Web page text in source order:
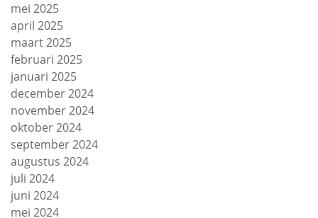
mei 2025
april 2025
maart 2025
februari 2025
januari 2025
december 2024
november 2024
oktober 2024
september 2024
augustus 2024
juli 2024
juni 2024
mei 2024